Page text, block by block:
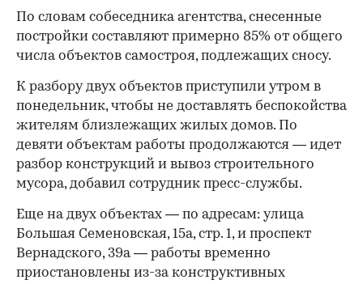
По словам собеседника агентства, снесенные
постройки составляют примерно 85% от общего
числа объектов самостроя, подлежащих сносу.
К разбору двух объектов приступили утром в
понедельник, чтобы не доставлять беспокойства
жителям близлежащих жилых домов. По
девяти объектам работы продолжаются — идет
разбор конструкций и вывоз строительного
мусора, добавил сотрудник пресс-службы.
Еще на двух объектах — по адресам: улица
Большая Семеновская, 15а, стр. 1, и проспект
Вернадского, 39а — работы временно
приостановлены из-за конструктивных